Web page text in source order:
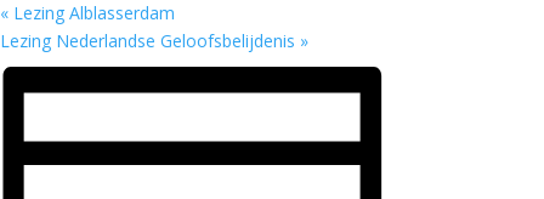
« Lezing Alblasserdam
Lezing Nederlandse Geloofsbelijdenis »